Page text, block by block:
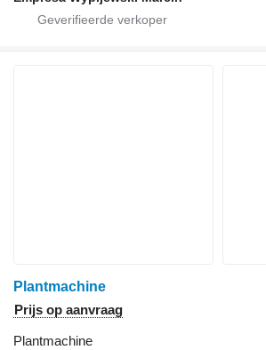
Plantmachine
Prijs op aanvraag
Plantmachine